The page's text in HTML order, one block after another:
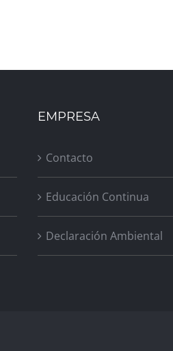
EMPRESA
Contacto
Educación Continua
Declaración Ambiental